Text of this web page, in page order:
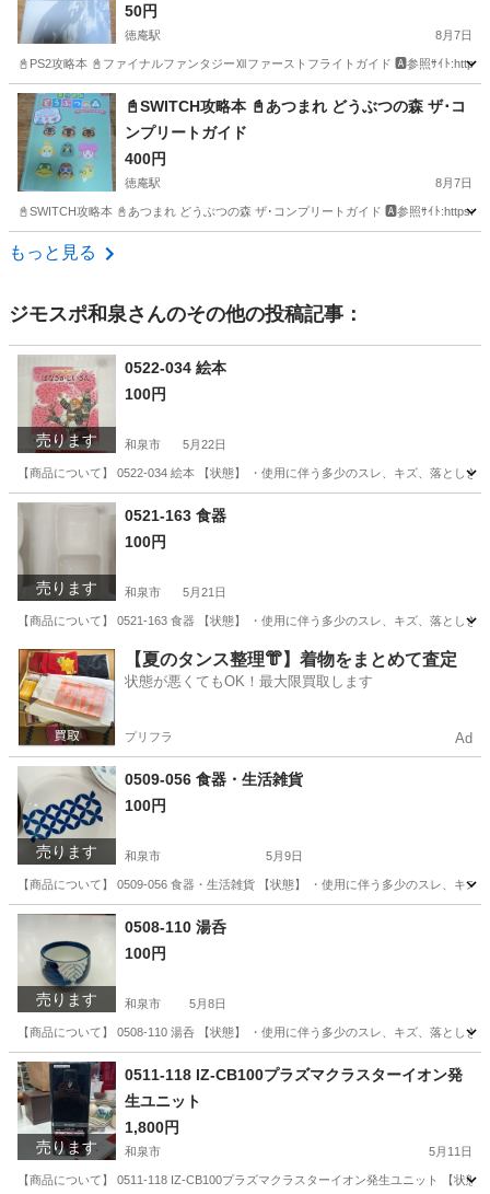
50円
徳庵駅 8月7日
📓PS2攻略本 📓ファイナルファンタジーⅫファーストフライトガイド 🅰参照ｻｲﾄ
大阪 東大阪市 ゲーム攻略本 大阪 東大阪市
鴻池新田駅 ゲーム攻略本 攻略本
📓SWITCH攻略本 📓あつまれ どうぶつの森 ザ･コ
ンプリートガイド
400円
徳庵駅 8月7日
📓SWITCH攻略本 📓あつまれ どうぶつの森 ザ･コンプリートガイド 🅰参照ｻｲﾄ
大阪 東大阪市
もっと見る
ジモスポ和泉さんのその他の投稿記事：
売ります
0522-034 絵本
100円
和泉市 5月22日
【商品について】 0522-034 絵本 【状態】 ・使用に伴う多少のスレ、キズ、落とし
大阪 和泉市 リユース
売ります
0521-163 食器
100円
和泉市 5月21日
【商品について】 0521-163 食器 【状態】 ・使用に伴う多少のスレ、キズ、落とし
大阪 和泉市 食器
【夏のタンス整理👘】着物をまとめて査定
状態が悪くてもOK！最大限買取します
プリフラ Ad
売ります
0509-056 食器・生活雑貨
100円
和泉市 5月9日
【商品について】 0509-056 食器・生活雑貨 【状態】 ・使用に伴う多少のスレ、キ
大阪 和泉市 リユース
売ります
0508-110 湯呑
100円
和泉市 5月8日
【商品について】 0508-110 湯呑 【状態】 ・使用に伴う多少のスレ、キズ、落とし
大阪 和泉市
売ります
0511-118 IZ-CB100プラズマクラスターイオン発
生ユニット
1,800円
和泉市 5月11日
【商品について】 0511-118 IZ-CB100プラズマクラスターイオン発生ユニット 【状